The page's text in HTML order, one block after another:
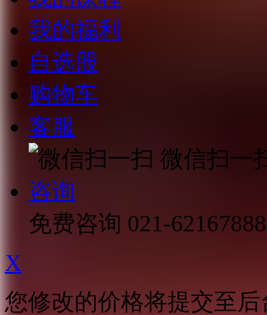
我的福利
自选股
购物车
客服
微信扫一
咨询
免费咨询 021-62167888
X
您修改的价格将提交至